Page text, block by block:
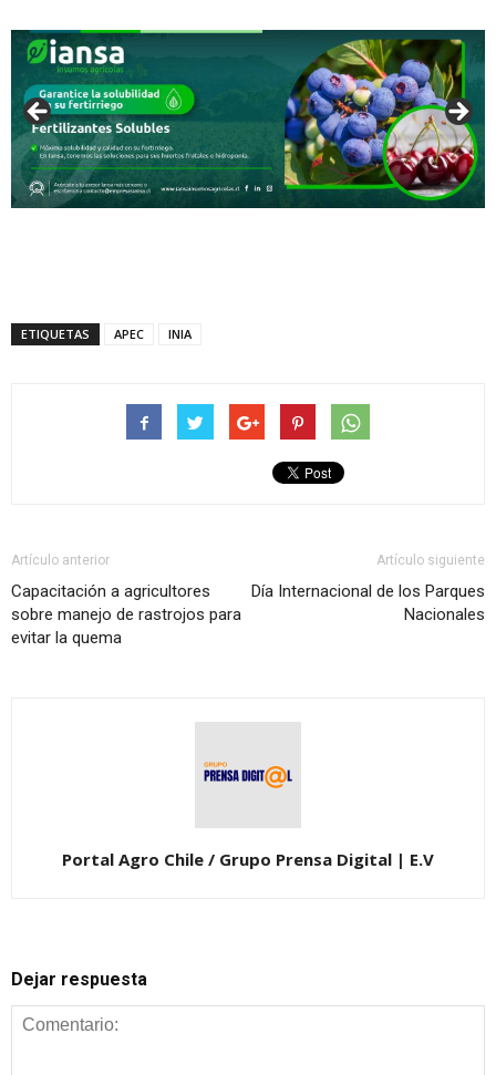
ETIQUETAS APEC INIA
Artículo anterior
Capacitación a agricultores
sobre manejo de rastrojos para
evitar la quema
Artículo siguiente
Día Internacional de los Parques
Nacionales
Portal Agro Chile / Grupo Prensa Digital | E.V
Dejar respuesta